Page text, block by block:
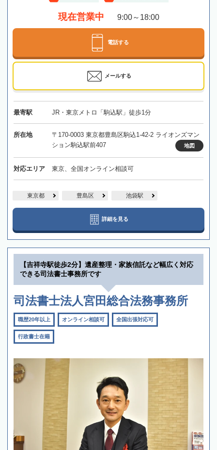
現在営業中 9:00～18:00
電話する
メールする
最寄駅 JR・東京メトロ「駒込駅」徒歩1分
所在地
〒170-0003 東京都豊島区駒込1-42-2 ライオンズマン
ション駒込駅前407
地図
対応エリア 東京、全国オンライン相談可
東京都 豊島区 池袋駅
詳細を見る
【吉祥寺駅徒歩2分】遺産整理・家族信託など幅広く対応
できる司法書士事務所です
司法書士法人宮田総合法務事務所
職歴20年以上 オンライン相談可 全国出張対応可
行政書士在籍